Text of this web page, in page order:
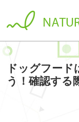
ドッグフー
う！確認する